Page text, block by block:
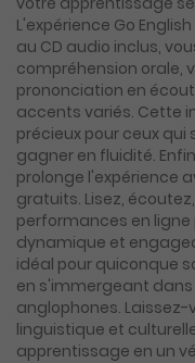
L'expérience Go
au CD audio inclus,
compréhension orale,
prononciation en
accents variés. Cette
précieux pour ceux
gagner en fluidité.
prolonge l'expérience
gratuits. Lisez,
performances en
dynamique et
idéal pour quiconque
en s'immergeant
anglophones.
linguistique et
apprentissage en un